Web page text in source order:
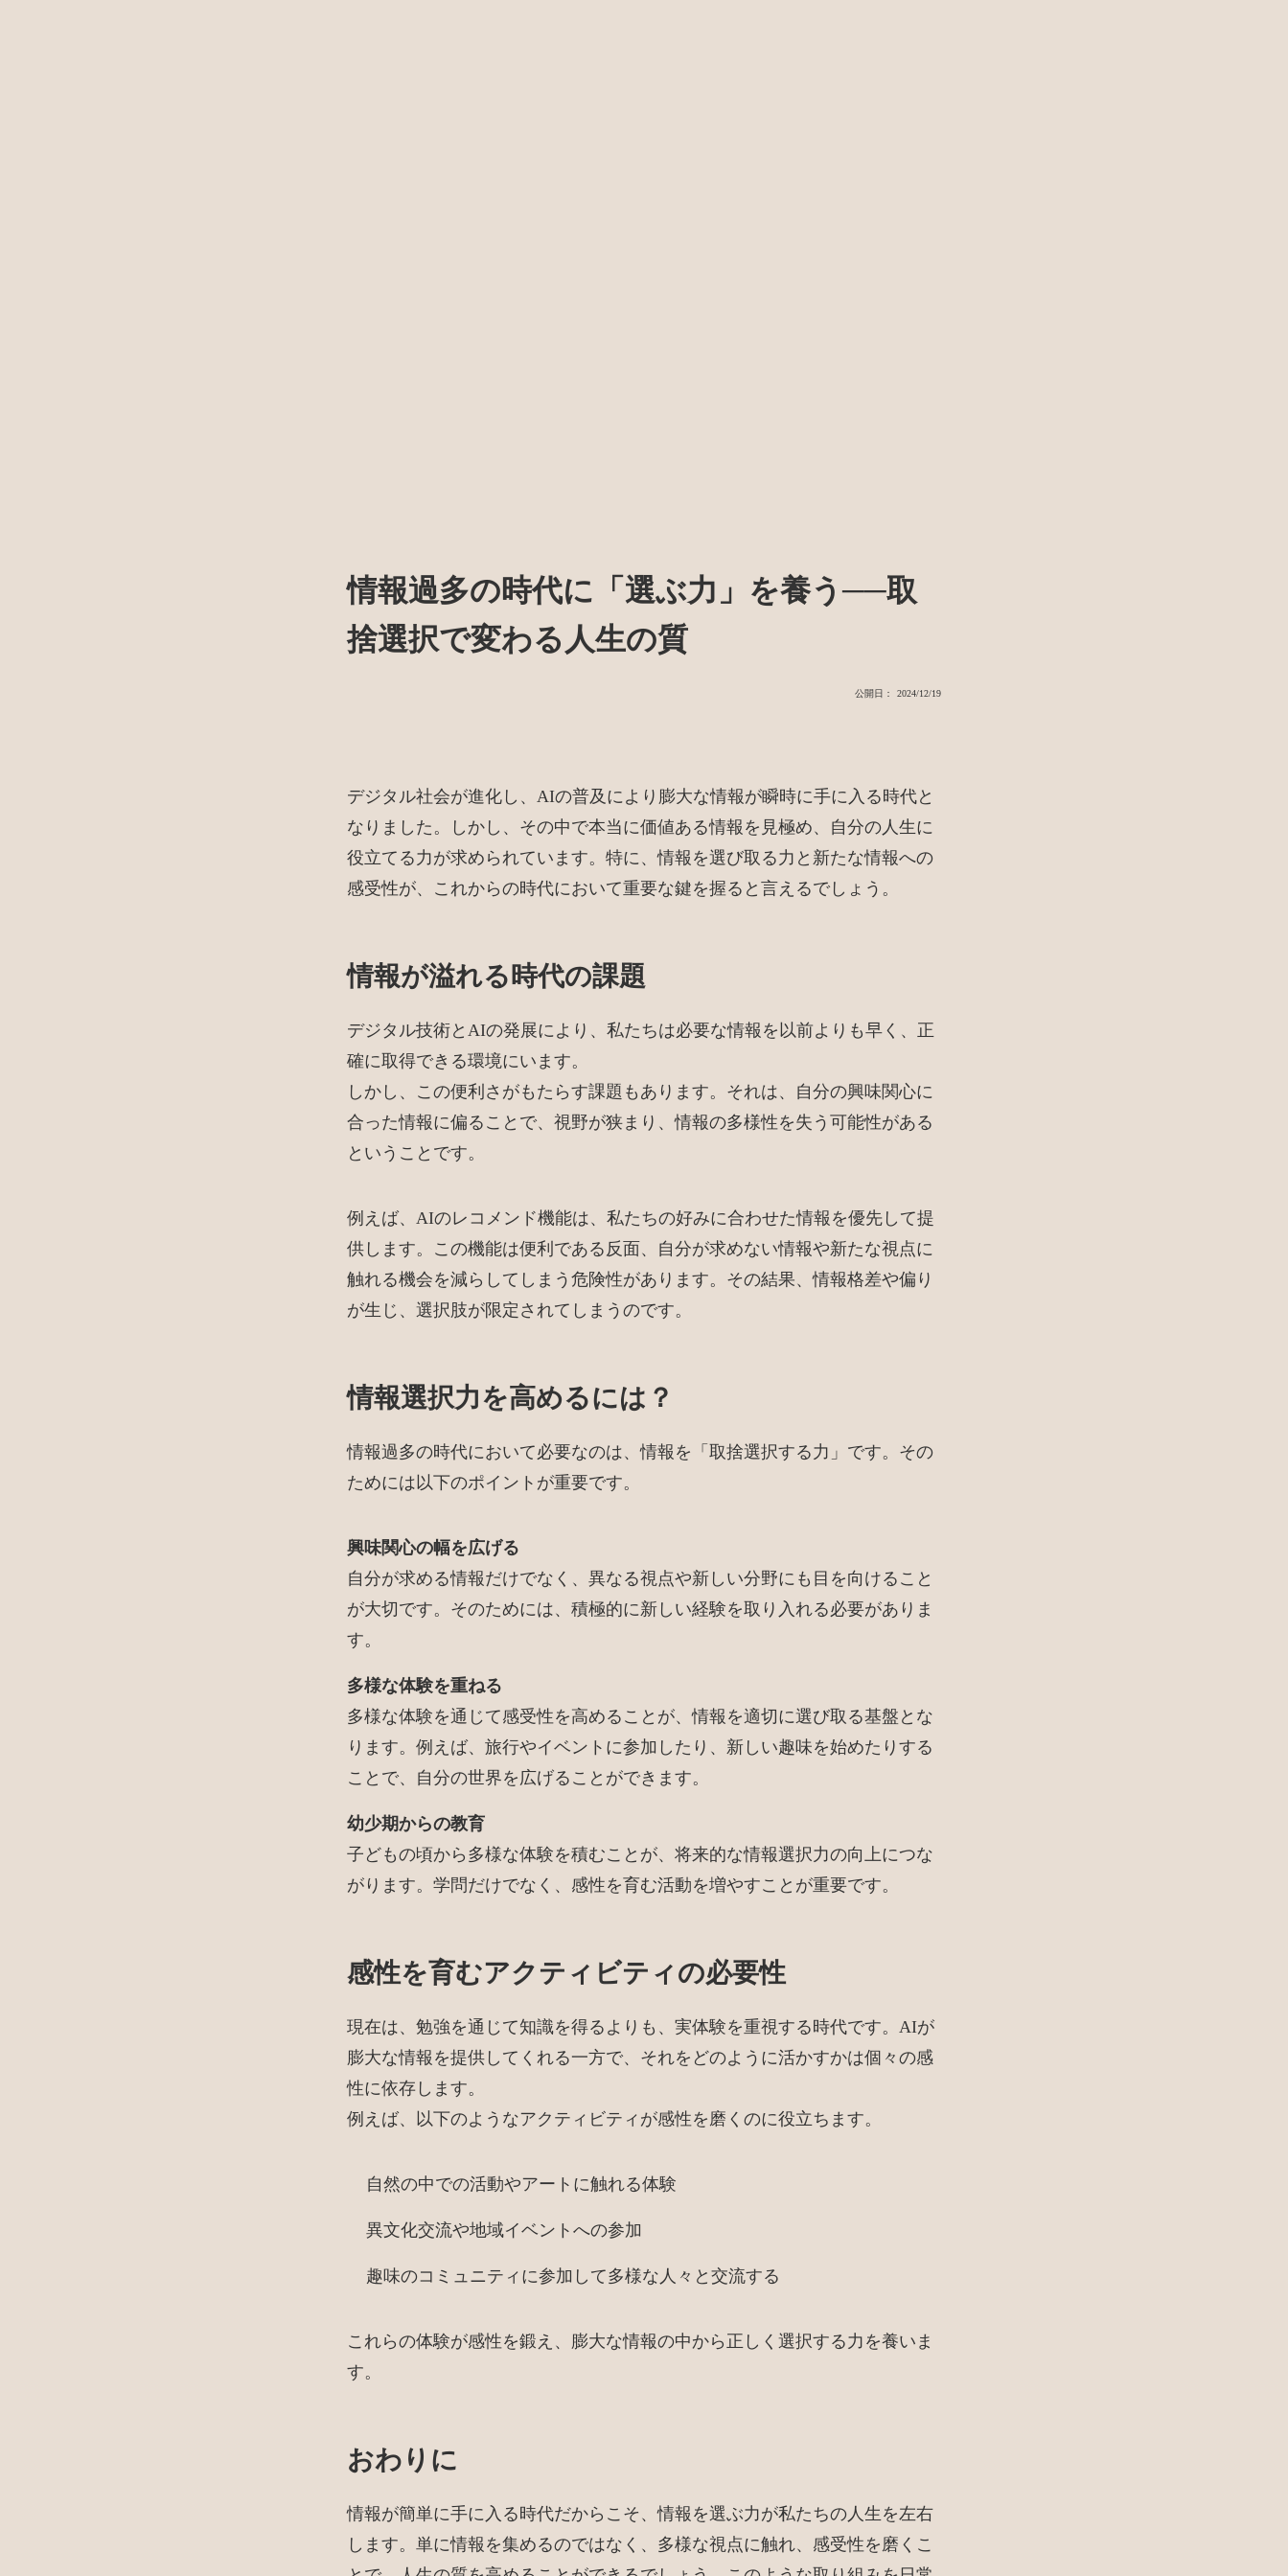
情報過多の時代に「選ぶ力」を養う──取
捨選択で変わる人生の質
公開日： 2024/12/19
デジタル社会が進化し、AIの普及により膨大な情報が瞬時に手に入る時代と
なりました。しかし、その中で本当に価値ある情報を見極め、自分の人生に
役立てる力が求められています。特に、情報を選び取る力と新たな情報への
感受性が、これからの時代において重要な鍵を握ると言えるでしょう。
情報が溢れる時代の課題
デジタル技術とAIの発展により、私たちは必要な情報を以前よりも早く、正
確に取得できる環境にいます。
しかし、この便利さがもたらす課題もあります。それは、自分の興味関心に
合った情報に偏ることで、視野が狭まり、情報の多様性を失う可能性がある
ということです。
例えば、AIのレコメンド機能は、私たちの好みに合わせた情報を優先して提
供します。この機能は便利である反面、自分が求めない情報や新たな視点に
触れる機会を減らしてしまう危険性があります。その結果、情報格差や偏り
が生じ、選択肢が限定されてしまうのです。
情報選択力を高めるには？
情報過多の時代において必要なのは、情報を「取捨選択する力」です。その
ためには以下のポイントが重要です。
興味関心の幅を広げる
自分が求める情報だけでなく、異なる視点や新しい分野にも目を向けること
が大切です。そのためには、積極的に新しい経験を取り入れる必要がありま
す。
多様な体験を重ねる
多様な体験を通じて感受性を高めることが、情報を適切に選び取る基盤とな
ります。例えば、旅行やイベントに参加したり、新しい趣味を始めたりする
ことで、自分の世界を広げることができます。
幼少期からの教育
子どもの頃から多様な体験を積むことが、将来的な情報選択力の向上につな
がります。学問だけでなく、感性を育む活動を増やすことが重要です。
感性を育むアクティビティの必要性
現在は、勉強を通じて知識を得るよりも、実体験を重視する時代です。AIが
膨大な情報を提供してくれる一方で、それをどのように活かすかは個々の感
性に依存します。
例えば、以下のようなアクティビティが感性を磨くのに役立ちます。
自然の中での活動やアートに触れる体験
異文化交流や地域イベントへの参加
趣味のコミュニティに参加して多様な人々と交流する
これらの体験が感性を鍛え、膨大な情報の中から正しく選択する力を養いま
す。
おわりに
情報が簡単に手に入る時代だからこそ、情報を選ぶ力が私たちの人生を左右
します。単に情報を集めるのではなく、多様な視点に触れ、感受性を磨くこ